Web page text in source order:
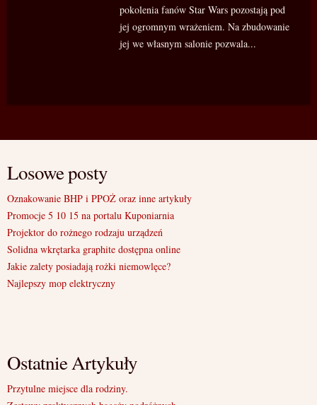
pokolenia fanów Star Wars pozostają pod
jej ogromnym wrażeniem. Na zbudowanie
jej we własnym salonie pozwala...
Losowe posty
Oznakowanie BHP i PPOŻ oraz inne artykuły
Promocje 5 10 15 na portalu Kuponiarnia
Projektor do rożnego rodzaju urządzeń
Solidna wkrętarka graphite dostępna online
Jakie zalety posiadają rożki niemowlęce?
Najlepszy mop elektryczny
Ostatnie Artykuły
Przytulne miejsce dla rodziny.